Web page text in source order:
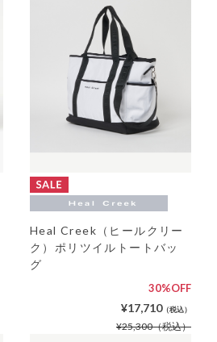
Heal Creek（ヒールクリー
ク）ポリツイルトートバッ
グ
30%OFF
¥17,710（税込）
¥25,300（税込）